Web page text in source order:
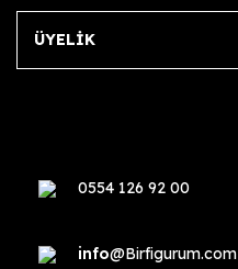
ÜYELİK
0554 126 92 00
info@Birfigurum.com